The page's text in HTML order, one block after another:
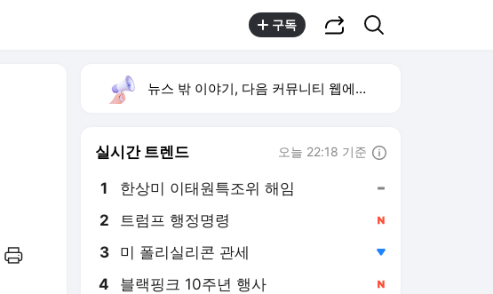
구독
뉴스 밖 이야기, 다음 커뮤니티 웹에서 보기
실시간 트렌드 오늘 22:18 기준
1 한상미 이태원특조위 해임
2 트럼프 행정명령
3 미 폴리실리콘 관세
4 블랙핑크 10주년 행사